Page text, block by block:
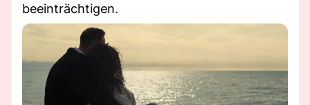
beeinträchtigen.